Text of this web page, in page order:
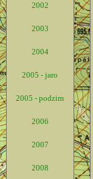
2002
2003
2004
2005 - jaro
2005 - podzim
2006
2007
2008